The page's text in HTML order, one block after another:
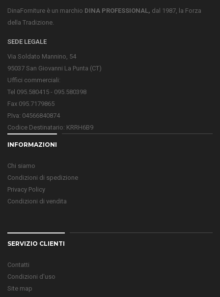
DinaForniture è un marchio DINA PROFESSIONAL, dal 1987, la Forza
della Tradizione.
SEDE LEGALE
Via Soldato Mannino, 54
95037 San Giovanni La Punta (CT)
Uffici commerciali:
Tel 095.580415 - 095.580398
Fax 095.7179865
P.Iva: 04566840874
Codice Destinatario: KRRH6B9
INFORMAZIONI
Chi siamo
Condizioni di spedizione
Privacy Policy
Condizioni di vendita
SERVIZIO CLIENTI
Contatti
Condizioni d'uso
Site map